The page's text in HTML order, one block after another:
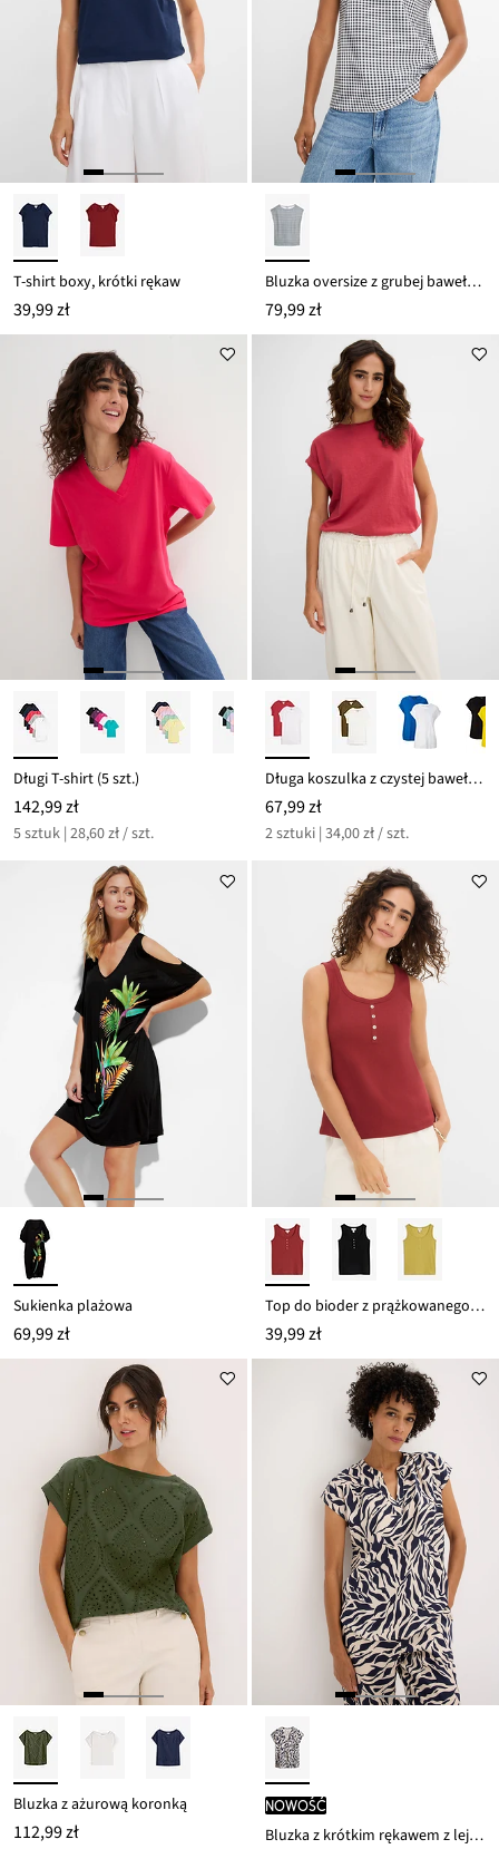
T-shirt boxy, krótki rękaw
39,99 zł
Bluzka oversize z grubej bawełny organicznej
79,99 zł
Długi T-shirt (5 szt.)
142,99 zł
5 sztuk | 28,60 zł / szt.
Długa koszulka z czystej bawełny organicznej (2 szt.)
67,99 zł
2 sztuki | 34,00 zł / szt.
Sukienka plażowa
69,99 zł
Top do bioder z prążkowanego materiału
39,99 zł
Bluzka z ażurową koronką
112,99 zł
nowość
Bluzka z krótkim rękawem z lejącej wiskozy